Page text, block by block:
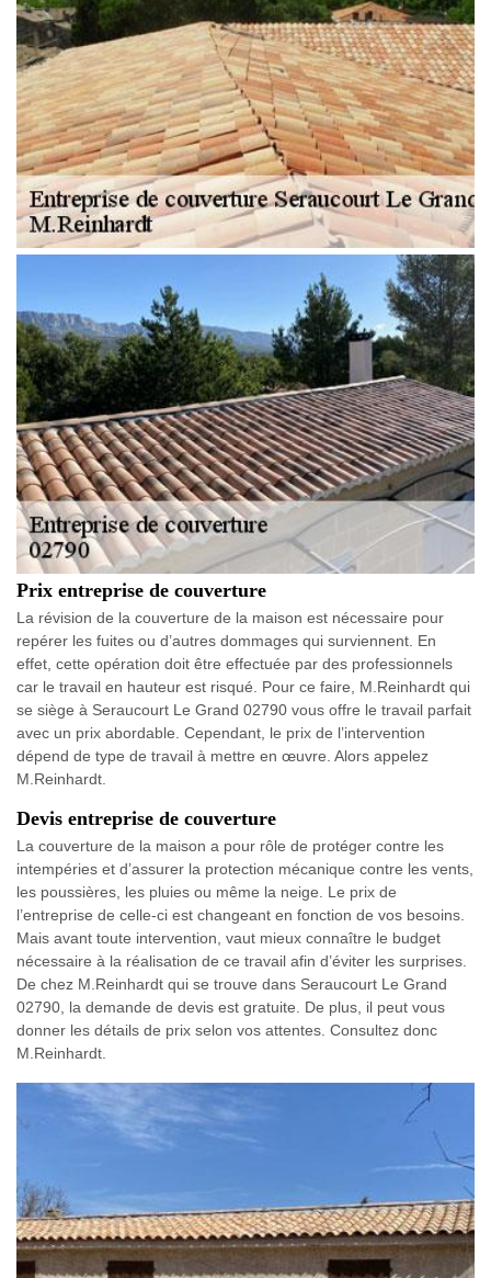
Prix entreprise de couverture
La révision de la couverture de la maison est nécessaire pour
repérer les fuites ou d’autres dommages qui surviennent. En
effet, cette opération doit être effectuée par des professionnels
car le travail en hauteur est risqué. Pour ce faire, M.Reinhardt qui
se siège à Seraucourt Le Grand 02790 vous offre le travail parfait
avec un prix abordable. Cependant, le prix de l’intervention
dépend de type de travail à mettre en œuvre. Alors appelez
M.Reinhardt.
Devis entreprise de couverture
La couverture de la maison a pour rôle de protéger contre les
intempéries et d’assurer la protection mécanique contre les vents,
les poussières, les pluies ou même la neige. Le prix de
l’entreprise de celle-ci est changeant en fonction de vos besoins.
Mais avant toute intervention, vaut mieux connaître le budget
nécessaire à la réalisation de ce travail afin d’éviter les surprises.
De chez M.Reinhardt qui se trouve dans Seraucourt Le Grand
02790, la demande de devis est gratuite. De plus, il peut vous
donner les détails de prix selon vos attentes. Consultez donc
M.Reinhardt.